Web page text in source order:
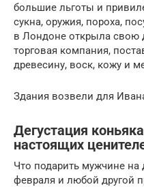
большие льготы и
сукна, оружия, пороха,
в Лондоне открыла свою
торговая компания,
древесину, воск, кожу и
Здания возвели для
Дегустация
настоящих
Что подарить мужчине
февраля и любой другой